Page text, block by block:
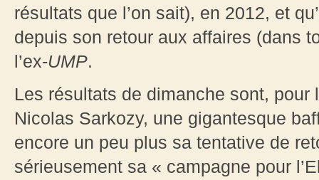
résultats que l’on sait), en 2012, et
depuis son retour aux affaires (dans
l’ex-UMP.
Les résultats de dimanche sont,
Nicolas Sarkozy, une gigantesque
encore un peu plus sa tentative de
sérieusement sa « campagne pour